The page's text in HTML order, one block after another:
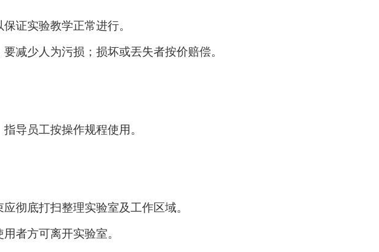
证实验教学正常进行。
减少人为污损；损坏或丟失者按价赔偿。
导员工按操作规程使用。
彻底打扫整理实验室及工作区域。
者方可离开实验室。